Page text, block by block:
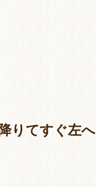
りてすぐ左へ